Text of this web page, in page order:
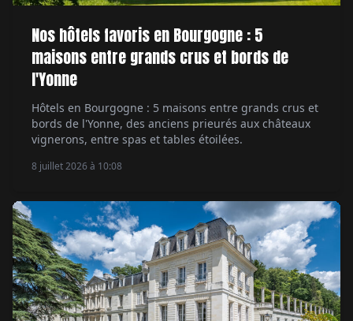
Nos hôtels favoris en Bourgogne : 5
maisons entre grands crus et bords de
l'Yonne
Hôtels en Bourgogne : 5 maisons entre grands crus et
bords de l'Yonne, des anciens prieurés aux châteaux
vignerons, entre spas et tables étoilées.
8 juillet 2026 à 10:08